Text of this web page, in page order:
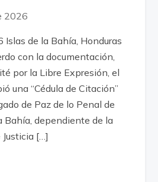
2026
de la Bahía, Honduras
con la documentación,
por la Libre Expresión, el
una “Cédula de Citación”
de Paz de lo Penal de
Bahía, dependiente de la
Justicia […]